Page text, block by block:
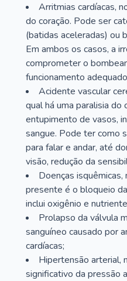
Arritmias cardíacas,
do coração. Pode ser
(batidas aceleradas) ou
Em ambos os casos, a
comprometer o
funcionamento
Acidente vascular
qual há uma paralisia do
entupimento de vasos,
sangue. Pode ter como
para falar e andar, até
visão, redução da
Doenças
presente é o bloqueio
inclui oxigênio e
Prolapso da válvula
sanguíneo causado por
cardíacas;
Hipertensão arterial,
significativo da pressão